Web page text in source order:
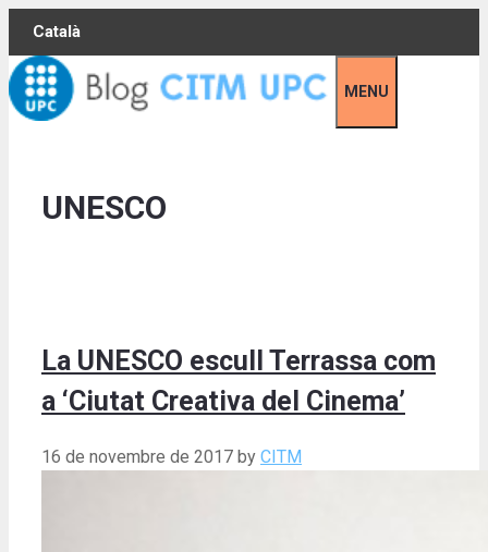
Skip
content
Català
MENU
UNESCO
La UNESCO escull Terrassa com
a ‘Ciutat Creativa del Cinema’
16 de novembre de 2017 by CITM